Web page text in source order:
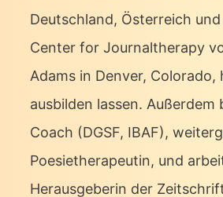
Deutschland, Österreich
Center for Journaltherapy
Adams in Denver, Colorado,
ausbilden lassen.
Coach (DGSF, IBAF),
Poesietherapeutin, und
Herausgeberin der